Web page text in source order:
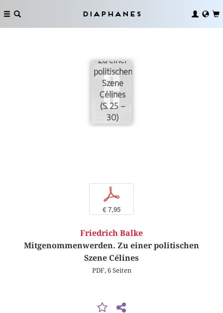
Diaphanes
Zu einer
politischen
Szene
Célines
(S. 25 –
30)
p
€ 7,95
Friedrich Balke
Mitgenommenwerden. Zu einer politischen
Szene Célines
PDF, 6 Seiten